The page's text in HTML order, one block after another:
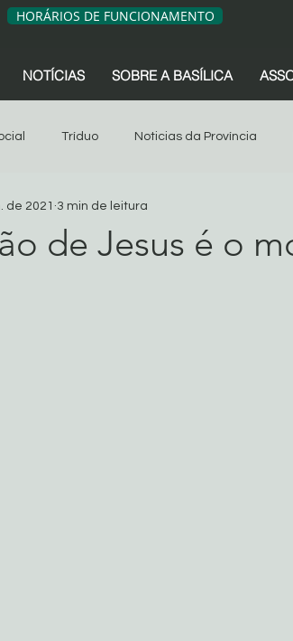
HORÁRIOS DE FUNCIONAMENTO
NOTÍCIAS SOBRE A BASÍLICA
Tríduo Noticias da Província
Tríduo Obra Social
de Jesus é o
de 2021 3 min de leitura